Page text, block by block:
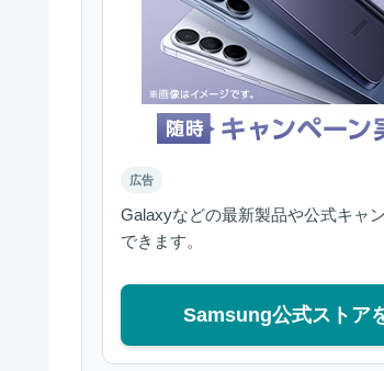
広告
Galaxyなどの最新製品や公式キャ
できます。
Samsung公式ストア